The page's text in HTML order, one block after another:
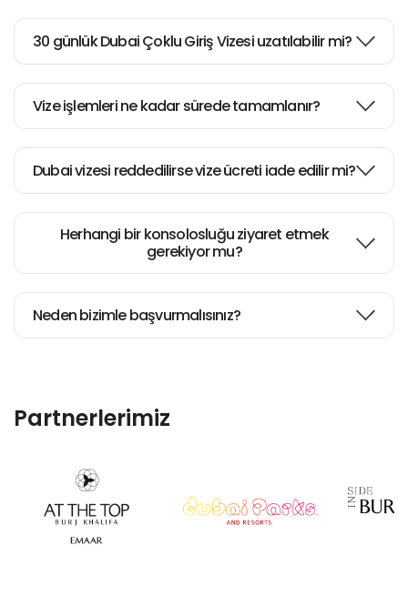
30 günlük Dubai Çoklu Giriş Vizesi uzatılabilir mi?
Vize işlemleri ne kadar sürede tamamlanır?
Dubai vizesi reddedilirse vize ücreti iade edilir mi?
Herhangi bir konsolosluğu ziyaret etmek
gerekiyor mu?
Neden bizimle başvurmalısınız?
Partnerlerimiz